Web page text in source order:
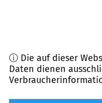
ⓘ Die auf dieser
Daten dienen